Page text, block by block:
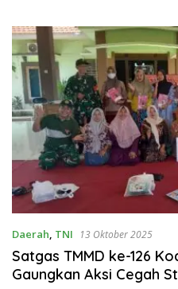
Daerah, TNI 13 Oktober 2025
Satgas TMMD ke-126
Gaungkan Aksi Cegah